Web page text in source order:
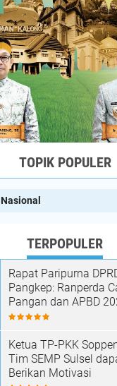
TOPIK POPULER
Nasional
TERPOPULER
Rapat Paripurna
Pangkep: Ranperda
Pangan dan APBD
Disetujui dengan
Ketua TP-PKK
Tim SEMP Sulsel
Berikan Motivasi